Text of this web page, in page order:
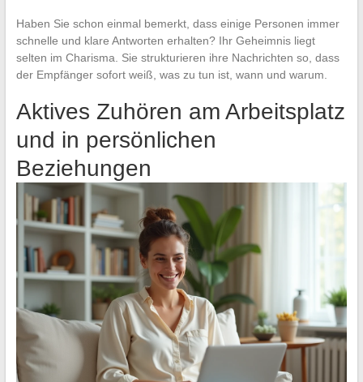
Haben Sie schon einmal bemerkt, dass einige Personen immer
schnelle und klare Antworten erhalten? Ihr Geheimnis liegt
selten im Charisma. Sie strukturieren ihre Nachrichten so, dass
der Empfänger sofort weiß, was zu tun ist, wann und warum.
Aktives Zuhören am Arbeitsplatz
und in persönlichen
Beziehungen